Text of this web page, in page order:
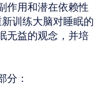
作用和潜在依赖性
训练大脑对睡眠的
无益的观念，并培
分：